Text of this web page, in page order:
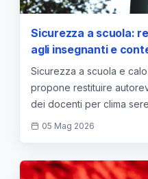
Sicurezza a scuola:
agli insegnanti e
Sicurezza a scuola e
propone restituire
dei docenti per clima
05 Mag 2026